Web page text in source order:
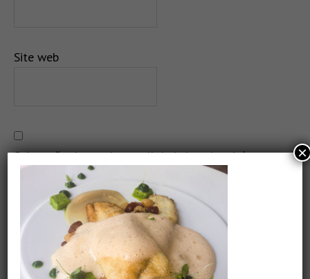
Site web
Salvează-mi numele, emailul și site-ul web în acest
navigator pentru data viitoare când o să comentez.
×